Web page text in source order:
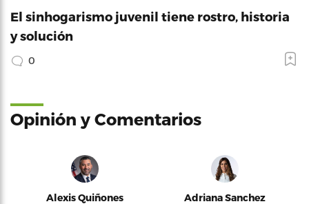
El sinhogarismo juvenil tiene rostro, historia
y solución
0
Opinión y Comentarios
Alexis Quiñones Adriana Sanchez